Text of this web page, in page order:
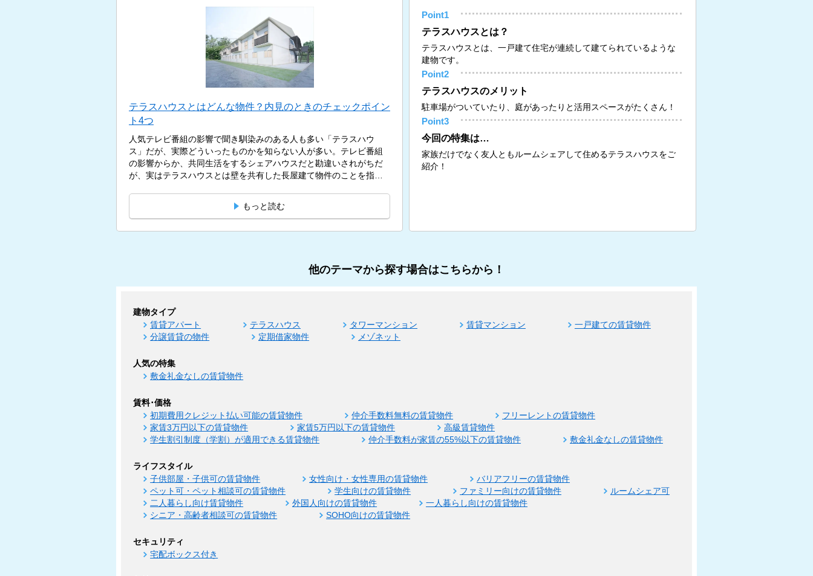
テラスハウスとはどんな物件？内見のときのチェックポイン
ト4つ
人気テレビ番組の影響で聞き馴染みのある人も多い「テラスハウ
ス」だが、実際どういったものかを知らない人が多い。テレビ番組
の影響からか、共同生活をするシェアハウスだと勘違いされがちだ
が、実はテラスハウスとは壁を共有した長屋建て物件のことを指
もっと読む
Point1
テラスハウスとは？
テラスハウスとは、一戸建て住宅が連続して建てられているような
建物です。
Point2
テラスハウスのメリット
駐車場がついていたり、庭があったりと活用スペースがたくさん！
Point3
今回の特集は…
家族だけでなく友人ともルームシェアして住めるテラスハウスをご
紹介！
他のテーマから探す場合はこちらから！
建物タイプ
賃貸アパート テラスハウス タワーマンション 賃貸マンション
一戸建ての賃貸物件
分譲賃貸の物件
定期借家物件 メゾネット
人気の特集
敷金礼金なしの賃貸物件
賃料･価格
初期費用クレジット払い可能の賃貸物件 仲介手数料無料の賃貸物件
フリーレントの賃貸物件
家賃3万円以下の賃貸物件
家賃5万円以下の賃貸物件
高級賃貸物件
学生割引制度（学割）が適用できる賃貸物件
仲介手数料が家賃の55%以下の賃貸物件 敷金礼金なしの賃貸物件
ライフスタイル
子供部屋・子供可の賃貸物件 女性向け・女性専用の賃貸物件
バリアフリーの賃貸物件
ペット可・ペット相談可の賃貸物件
学生向けの賃貸物件 ファミリー向けの賃貸物件
ルームシェア可
二人暮らし向け賃貸物件
外国人向けの賃貸物件
一人暮らし向けの賃貸物件
シニア・高齢者相談可の賃貸物件
SOHO向けの賃貸物件
セキュリティ
宅配ボックス付き